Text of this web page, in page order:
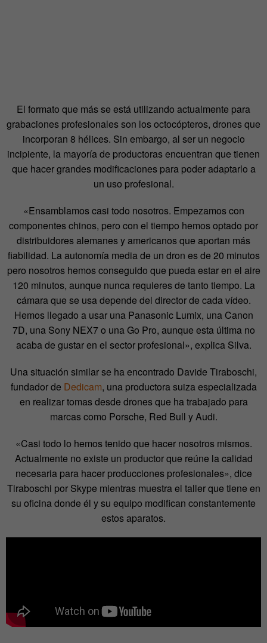
El formato que más se está utilizando actualmente para
grabaciones profesionales son los octocópteros, drones que
incorporan 8 hélices. Sin embargo, al ser un negocio
incipiente, la mayoría de productoras encuentran que tienen
que hacer grandes modificaciones para poder adaptarlo a
un uso profesional.
«Ensamblamos casi todo nosotros. Empezamos con
componentes chinos, pero con el tiempo hemos optado por
distribuidores alemanes y americanos que aportan más
fiabilidad. La autonomía media de un dron es de 20 minutos
pero nosotros hemos conseguido que pueda estar en el aire
120 minutos, aunque nunca requieres de tanto tiempo. La
cámara que se usa depende del director de cada vídeo.
Hemos llegado a usar una Panasonic Lumix, una Canon
7D, una Sony NEX7 o una Go Pro, aunque esta última no
acaba de gustar en el sector profesional», explica Silva.
Una situación similar se ha encontrado Davide Tiraboschi,
fundador de Dedicam, una productora suiza especializada
en realizar tomas desde drones que ha trabajado para
marcas como Porsche, Red Bull y Audi.
«Casi todo lo hemos tenido que hacer nosotros mismos.
Actualmente no existe un productor que reúne la calidad
necesaria para hacer producciones profesionales», dice
Tiraboschi por Skype mientras muestra el taller que tiene en
su oficina donde él y su equipo modifican constantemente
estos aparatos.